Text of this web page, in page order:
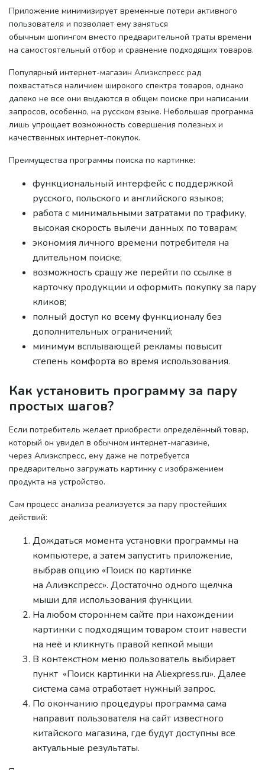
Приложение минимизирует временные потери активного
пользователя и позволяет ему заняться
обычным шопингом вместо предварительной траты времени
на самостоятельный отбор и сравнение подходящих товаров.
Популярный интернет-магазин Алиэкспресс рад
похвастаться наличием широкого спектра товаров, однако
далеко не все они выдаются в общем поиске при написании
запросов, особенно, на русском языке. Небольшая программа
лишь упрощает возможность совершения полезных и
качественных интернет-покупок.
Преимущества программы поиска по картинке:
функциональный интерфейс с поддержкой
русского, польского и английского языков;
работа с минимальными затратами по трафику,
высокая скорость вылечи данных по товарам;
экономия личного времени потребителя на
длительном поиске;
возможность сращу же перейти по ссылке в
карточку продукции и оформить покупку за пару
кликов;
полный доступ ко всему функционалу без
дополнительных ограничений;
минимум всплывающей рекламы повысит
степень комфорта во время использования.
Как установить программу за пару
простых шагов?
Если потребитель желает приобрести определённый товар,
который он увидел в обычном интернет-магазине,
через Алиэкспресс, ему даже не потребуется
предварительно загружать картинку с изображением
продукта на устройство.
Сам процесс анализа реализуется за пару простейших
действий:
Дождаться момента установки программы на
компьютере, а затем запустить приложение,
выбрав опцию «Поиск по картинке
на Алиэкспресс». Достаточно одного щелчка
мыши для использования функции.
На любом стороннем сайте при нахождении
картинки с подходящим товаром стоит навести
на неё и кликнуть правой кепкой мыши
В контекстном меню пользователь выбирает
пункт «Поиск картинки на Aliexpress.ru». Далее
система сама отработает нужный запрос.
По окончанию процедуры программа сама
направит пользователя на сайт известного
китайского магазина, где будут доступны все
актуальные результаты.